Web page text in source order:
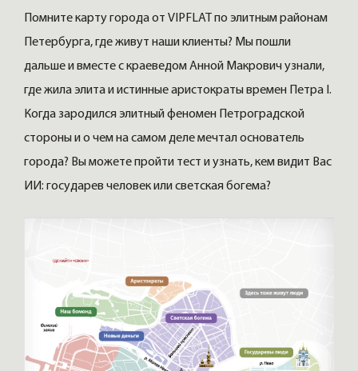
Помните карту города от VIPFLAT по элитным районам
Петербурга, где живут наши клиенты? Мы пошли
дальше и вместе с краеведом Анной Макрович узнали,
где жила элита и истинные аристократы времен Петра I.
Когда зародился элитный феномен Петроградской
стороны и о чем на самом деле мечтал основатель
города? Вы можете пройти тест и узнать, кем видит Вас
ИИ: государев человек или светская богема?